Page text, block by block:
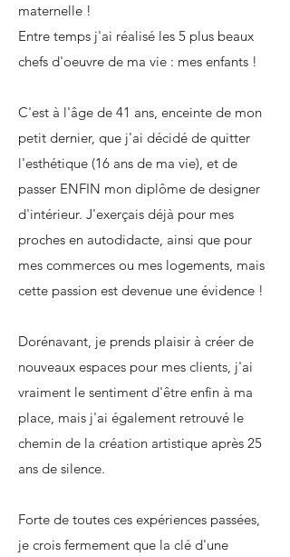
maternelle !
Entre temps j'ai réalisé les 5 plus beaux
chefs d'oeuvre de ma vie : mes enfants !
C'est à l'âge de 41 ans, enceinte de mon
petit dernier, que j'ai décidé de quitter
l'esthétique (16 ans de ma vie), et de
passer ENFIN mon diplôme de designer
d'intérieur. J'exerçais déjà pour mes
proches en autodidacte, ainsi que pour
mes commerces ou mes logements, mais
cette passion est devenue une évidence !
Dorénavant, je prends plaisir à créer de
nouveaux espaces pour mes clients, j'ai
vraiment le sentiment d'être enfin à ma
place, mais j'ai également retrouvé le
chemin de la création artistique après 25
ans de silence.
Forte de toutes ces expériences passées,
je crois fermement que la clé d'une